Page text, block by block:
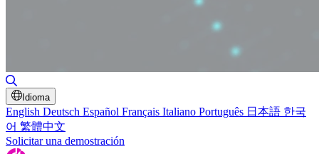
Idioma
English Deutsch Español Français Italiano Português 日本語 한국
어 繁體中文
Solicitar una demostración